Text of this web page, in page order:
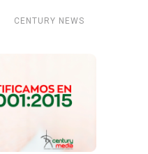
CENTURY NEWS